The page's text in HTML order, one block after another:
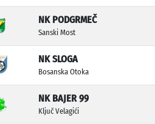
NK PODGRMEČ
Sanski Most
NK SLOGA
Bosanska Otoka
NK BAJER 99
Ključ Velagići